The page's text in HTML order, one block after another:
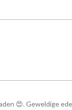
😍. Geweldige